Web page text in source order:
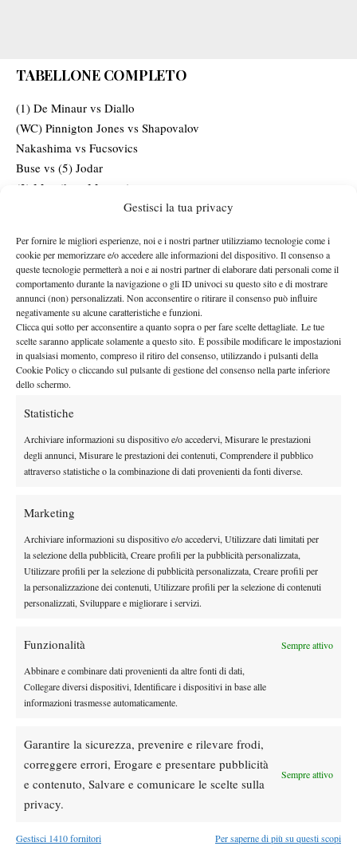
Gestisci la tua privacy
Per fornire le migliori esperienze, noi e i nostri partner utilizziamo tecnologie come i
cookie per memorizzare e/o accedere alle informazioni del dispositivo. Il consenso a
queste tecnologie permetterà a noi e ai nostri partner di elaborare dati personali come il
comportamento durante la navigazione o gli ID univoci su questo sito e di mostrare
annunci (non) personalizzati. Non acconsentire o ritirare il consenso può influire
negativamente su alcune caratteristiche e funzioni.
Clicca qui sotto per acconsentire a quanto sopra o per fare scelte dettagliate. Le tue
scelte saranno applicate solamente a questo sito. È possibile modificare le impostazioni
in qualsiasi momento, compreso il ritiro del consenso, utilizzando i pulsanti della
Cookie Policy o cliccando sul pulsante di gestione del consenso nella parte inferiore
dello schermo.
Statistiche
Archiviare informazioni su dispositivo e/o accedervi, Misurare le prestazioni
degli annunci, Misurare le prestazioni dei contenuti, Comprendere il pubblico
attraverso statistiche o la combinazione di dati provenienti da fonti diverse.
Marketing
Archiviare informazioni su dispositivo e/o accedervi, Utilizzare dati limitati per
la selezione della pubblicità, Creare profili per la pubblicità personalizzata,
Utilizzare profili per la selezione di pubblicità personalizzata, Creare profili per
la personalizzazione dei contenuti, Utilizzare profili per la selezione di contenuti
personalizzati, Sviluppare e migliorare i servizi.
Funzionalità Sempre attivo
Abbinare e combinare dati provenienti da altre fonti di dati,
Collegare diversi dispositivi, Identificare i dispositivi in base alle
informazioni trasmesse automaticamente.
Garantire la sicurezza, prevenire e rilevare frodi,
correggere errori, Erogare e presentare pubblicità
e contenuto, Salvare e comunicare le scelte sulla
privacy.
Sempre attivo
Gestisci 1410 fornitori Per saperne di più su questi scopi
TABELLONE COMPLETO
(1) De Minaur vs Diallo
(WC) Pinnigton Jones vs Shapovalov
Nakashima vs Fucsovics
Buse vs (5) Jodar
(3) Mensik vs Mannarino
(WC) Fery vs (WC) Samuel
Blockx vs (7) Cerundolo
(8) Paul vs Munar
Van de Zandschulp vs Qualificato
Moutet vs Qualificato
Norrie vs (4) Davidovich Fokina
(6) Rinderknech vs Medjedovic
Humbert vs Cilic
Tabilo vs Qualificato
Majchrzak vs (2) Lehecka
DI TENDENZA
Atp News
Masters 1000 Montreal 2026: programma,
orario e ordine di gioco venerdì 7 agosto.
Masters 1000 Montreal 2026: Darderi
rimonta Shang e vola agli ottavi
Masters 1000 Montreal 2026: medical time
out per Shang contro Darderi
WTA 1000 Toronto 2026: pioggia pesante,